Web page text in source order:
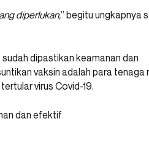
diperlukan,” begitu ungkapnya
dipastikan keamanan dan
vaksin adalah para tenaga
virus Covid-19.